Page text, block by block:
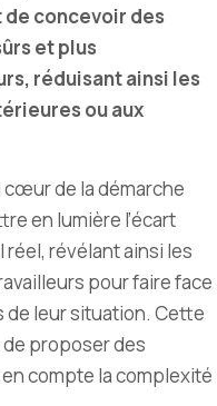
concevoir des
et plus
réduisant ainsi les
ou aux
cœur de la démarche
en lumière l’écart
révélant ainsi les
pour faire face
de leur situation. Cette
de proposer des
compte la complexité